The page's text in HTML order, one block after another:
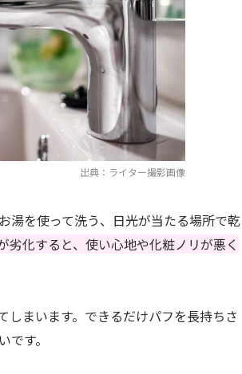
出典：ライター撮影画像
湯を使って洗う、日光が当たる場所で乾
劣化すると、使い心地や化粧ノリが悪く
しまいます。できるだけパフを長持ちさ
す。